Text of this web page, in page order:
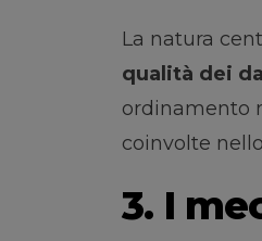
La natura
qualità dei
ordinamento
coinvolte
3. I